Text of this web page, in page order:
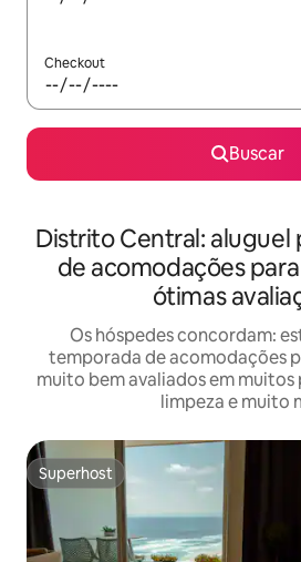
Checkout
Buscar
Distrito Central:
de acomodações
ótimas
Os hóspedes concordam:
temporada de acomodações
muito bem avaliados em
limpeza e muito
Superhost
Superhost